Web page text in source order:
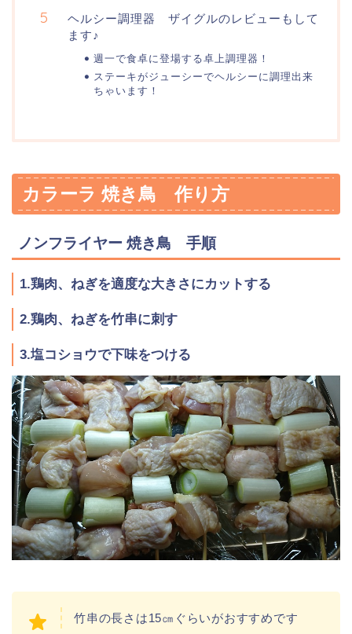
ヘルシー調理器 ザイグルのレビューもして
ます♪
週一で食卓に登場する卓上調理器！
ステーキがジューシーでヘルシーに調理出来
ちゃいます！
カラーラ 焼き鳥 作り方
ノンフライヤー 焼き鳥 手順
1.鶏肉、ねぎを適度な大きさにカットする
2.鶏肉、ねぎを竹串に刺す
3.塩コショウで下味をつける
竹串の長さは15㎝ぐらいがおすすめです